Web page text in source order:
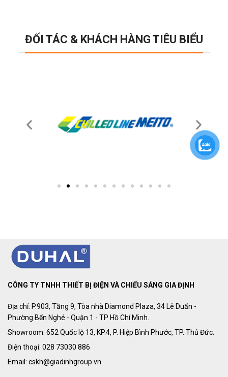
ĐỐI TÁC & KHÁCH HÀNG TIÊU BIỂU
CÔNG TY TNHH THIẾT BỊ ĐIỆN VÀ CHIẾU SÁNG GIA ĐỊNH
Địa chỉ: P.903, Tầng 9, Tòa nhà Diamond Plaza, 34 Lê Duẩn -
Phường Bến Nghé - Quận 1 - TP Hồ Chí Minh.
Showroom: 652 Quốc lộ 13, KP.4, P. Hiệp Bình Phước, TP. Thủ Đức.
Điện thoại: 028 73030 886
Email: cskh@giadinhgroup.vn